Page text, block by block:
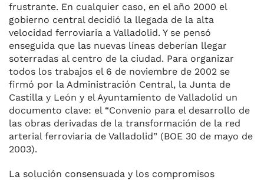
frustrante. En cualquier caso, en el año 2000 el
gobierno central decidió la llegada de la alta
velocidad ferroviaria a Valladolid. Y se pensó
enseguida que las nuevas líneas deberían llegar
soterradas al centro de la ciudad. Para organizar
todos los trabajos el 6 de noviembre de 2002 se
firmó por la Administración Central, la Junta de
Castilla y León y el Ayuntamiento de Valladolid un
documento clave: el “Convenio para el desarrollo de
las obras derivadas de la transformación de la red
arterial ferroviaria de Valladolid” (BOE 30 de mayo de
2003).
La solución consensuada y los compromisos